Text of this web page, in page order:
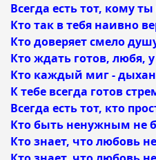
Всегда есть тот, кому
Кто так в тебя наивно
Кто доверяет смело
Кто ждать готов, любя,
Кто каждый миг -
К тебе всегда готов
Всегда есть тот, кто
Кто быть ненужным не
Кто знает, что любовь